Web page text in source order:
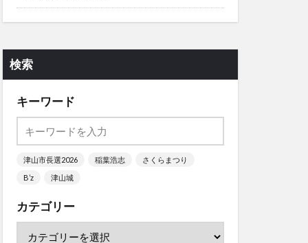
検索
キーワード
津山市長選2026 稲葉浩志
さくらまつり
B’z
津山城
カテゴリー